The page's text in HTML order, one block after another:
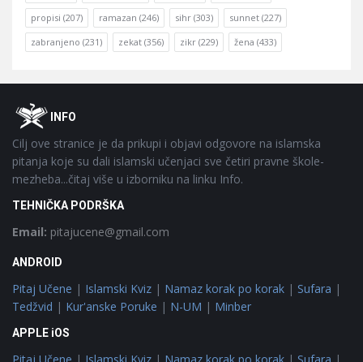
propisi (207) ramazan (246) sihr (303) sunnet (227)
zabranjeno (231) zekat (356) zikr (229) žena (433)
FooterOINFO
Cilj ove stranice je da prikupi i objavi odgovore na islamska
pitanja koje su dali islamski učenjaci sve četiri pravne škole-
mezheba...čitaj više u izborniku na linku Info.
TEHNIČKA PODRŠKA
Email: pitajucene@gmail.com
ANDROID
Pitaj Učene | Islamski Kviz | Namaz korak po korak | Sufara |
Tedžvid | Kur'anske Poruke | N-UM | Minber
APPLE iOS